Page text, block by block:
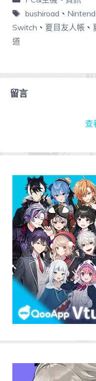
bushiroad 、
Switch 、 夏目友人帳 、
道
留言
查